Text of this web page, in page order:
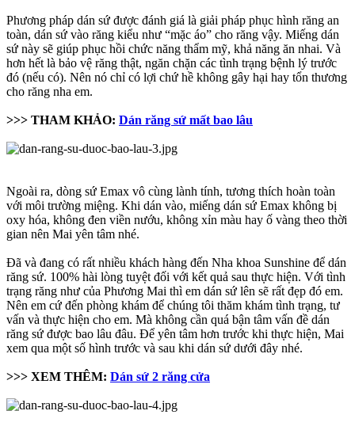
Phương pháp dán sứ được đánh giá là giải pháp phục hình răng an
toàn, dán sứ vào răng kiểu như “mặc áo” cho răng vậy. Miếng dán
sứ này sẽ giúp phục hồi chức năng thẩm mỹ, khả năng ăn nhai. Và
hơn hết là bảo vệ răng thật, ngăn chặn các tình trạng bệnh lý trước
đó (nếu có). Nên nó chỉ có lợi chứ hề không gây hại hay tổn thương
cho răng nha em.
>>> THAM KHẢO: Dán răng sứ mất bao lâu
Ngoài ra, dòng sứ Emax vô cùng lành tính, tương thích hoàn toàn
với môi trường miệng. Khi dán vào, miếng dán sứ Emax không bị
oxy hóa, không đen viền nướu, không xỉn màu hay ố vàng theo thời
gian nên Mai yên tâm nhé.
Đã và đang có rất nhiều khách hàng đến Nha khoa Sunshine để dán
răng sứ. 100% hài lòng tuyệt đối với kết quả sau thực hiện. Với tình
trạng răng như của Phương Mai thì em dán sứ lên sẽ rất đẹp đó em.
Nên em cứ đến phòng khám để chúng tôi thăm khám tình trạng, tư
vấn và thực hiện cho em. Mà không cần quá bận tâm vấn đề dán
răng sứ được bao lâu đâu. Để yên tâm hơn trước khi thực hiện, Mai
xem qua một số hình trước và sau khi dán sứ dưới đây nhé.
>>> XEM THÊM: Dán sứ 2 răng cửa